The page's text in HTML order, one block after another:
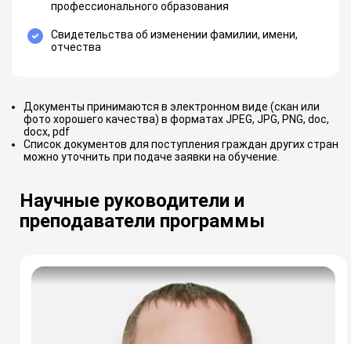
профессионального образования
Свидетельства об изменении фамилии, имени,
отчества
Документы принимаются в электронном виде (скан или
фото хорошего качества) в форматах JPEG, JPG, PNG, doc,
docx, pdf
Список документов для поступления граждан других стран
можно уточнить при подаче заявки на обучение.
Научные руководители и
преподаватели программы